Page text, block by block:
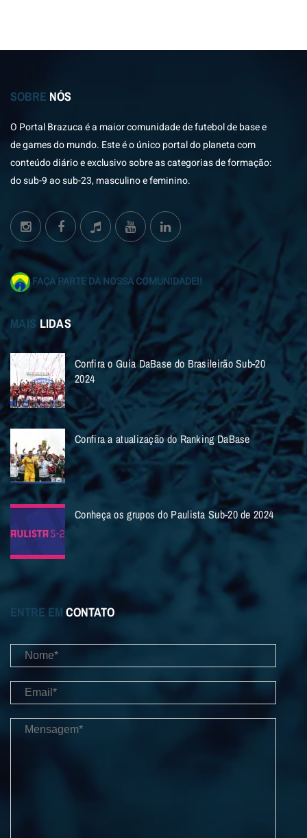
SOBRE NÓS
O Portal Brazuca é a maior comunidade de futebol de base e
de games do mundo. Este é o único portal do planeta com
conteúdo diário e exclusivo sobre as categorias de formação:
do sub-9 ao sub-23, masculino e feminino.
FAÇA PARTE DA NOSSA COMUNIDADE!!
MAIS LIDAS
Confira o Guia DaBase do Brasileirão Sub-20
2024
Confira a atualização do Ranking DaBase
Conheça os grupos do Paulista Sub-20 de 2024
ENTRE EM CONTATO